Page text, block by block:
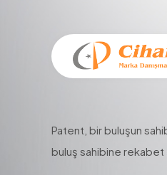
Patent, bir buluşun
buluş sahibine rekabet